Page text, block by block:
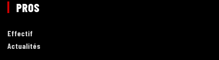
PROS
Effectif
Actualités